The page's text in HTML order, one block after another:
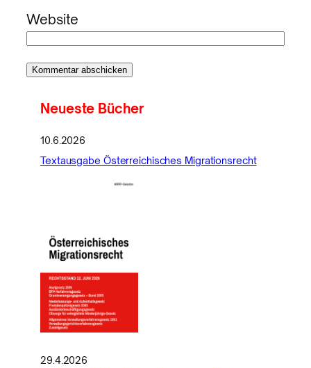
Website
Neueste Bücher
10.6.2026
Textausgabe Österreichisches Migrationsrecht
29.4.2026